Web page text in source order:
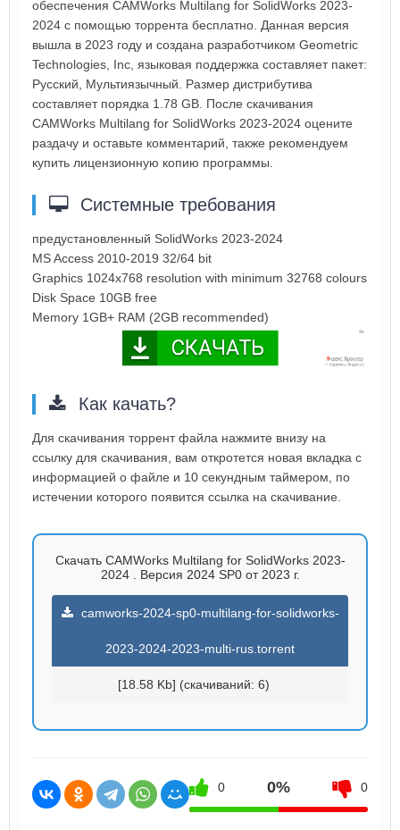
обеспечения CAMWorks Multilang for SolidWorks 2023-
2024 с помощью торрента бесплатно. Данная версия
вышла в 2023 году и создана разработчиком Geometric
Technologies, Inc, языковая поддержка составляет пакет:
Русский, Мультиязычный. Размер дистрибутива
составляет порядка 1.78 GB. После скачивания
CAMWorks Multilang for SolidWorks 2023-2024 оцените
раздачу и оставьте комментарий, также рекомендуем
купить лицензионную копию программы.
Системные требования
предустановленный SolidWorks 2023-2024
MS Access 2010-2019 32/64 bit
Graphics 1024x768 resolution with minimum 32768 colours
Disk Space 10GB free
Memory 1GB+ RAM (2GB recommended)
Как качать?
Для скачивания торрент файла нажмите внизу на
ссылку для скачивания, вам откротется новая вкладка с
информацией о файле и 10 секундным таймером, по
истечении которого появится ссылка на скачивание.
Скачать CAMWorks Multilang for SolidWorks 2023-
2024 . Версия 2024 SP0 от 2023 г.
camworks-2024-sp0-multilang-for-solidworks-
2023-2024-2023-multi-rus.torrent
[18.58 Kb] (cкачиваний: 6)
0 0% 0